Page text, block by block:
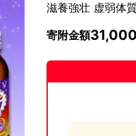
滋養強壮 虚弱体
寄附金額31,000